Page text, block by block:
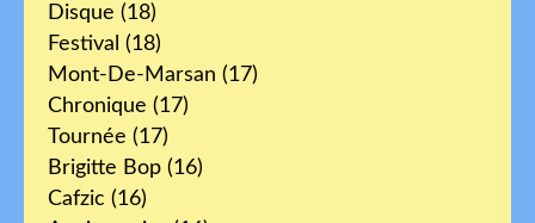
Disque (18)
Festival (18)
Mont-De-Marsan (17)
Chronique (17)
Tournée (17)
Brigitte Bop (16)
Cafzic (16)